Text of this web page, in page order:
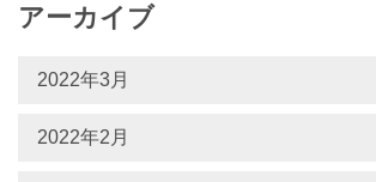
アーカイブ
2022年3月
2022年2月